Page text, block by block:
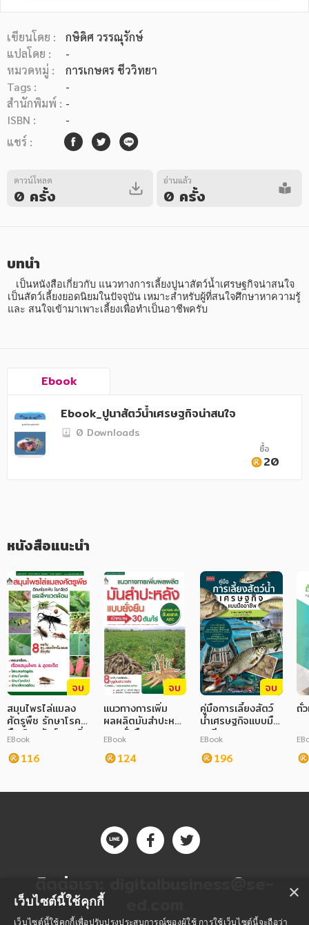
หมวดหมู่หนังสือ
หมวดหมู่ยอดนิยม
หนังสือออกใหม่ หนังสือยอดนิยม หนังสือเช่า
หมวดหมู่หนังสือ
อาหาร สุขภาพ การแพทย์
กฎหมาย สัญญา ภาษี
การเงิน การลงทุน บริหาร
การเรียน การศึกษา
เทคโนโลยี การสื่อสาร วิทยาศาสตร์
ภาษาศาสตร์
หนังสือเด็ก
การพัฒนาตนเอง
ความรู้ทั่วไป
การ์ตูนความรู้ การ์ตูน
เขียนโดย :
กษิดิศ วรรณุรักษ์
แปลโดย :
-
หมวดหมู่ :
การเกษตร ชีววิทยา
Tags :
-
สำนักพิมพ์ : -
ISBN :
-
แชร์ :
ดาวน์โหลด
0 ครั้ง
อ่านแล้ว
0 ครั้ง
บทนำ
เป็นสัตว์เลี้ยงยอดนิยมในปัจจุบัน เหมาะสำหรับผู้ที่สนใจศึกษาหาความรู้
และ สนใจเข้ามาเพาะเลี้ยงเพื่อทำเป็นอาชีพครับ
Ebook
Ebook_ปูนาสัตว์น้ำเศรษฐกิจน่าสนใจ
0 Downloads
ซื้อ
20
หนังสือแนะนำ
จบ
สมุนไพรไล่แมลง
ศัตรูพืช รักษาโรค
พืช โรคสัตว์ และสิ่ง
แวดล้อม
EBook
116
จบ
แนวทางการเพิ่ม
ผลผลิตมันสำปะหลัง
แบบยั่งยืน
EBook
124
จบ
คู่มือการเลี้ยงสัตว์
น้ำเศรษฐกิจแบบมือ
อาชีพ
EBook
196
ถั่
ติดต่อเรา: digitalbusiness@se- ×
เว็บไซต์นี้ใช้คุกกี้
เว็บไซต์นี้ใช้คุกกี้เพื่อปรับปรุงประสบการณ์ของผู้ใช้ การใช้เว็บไซต์นี้จะถือว่า